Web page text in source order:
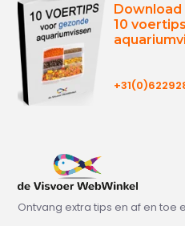
Download
10
Ontvang extra tips en af en toe